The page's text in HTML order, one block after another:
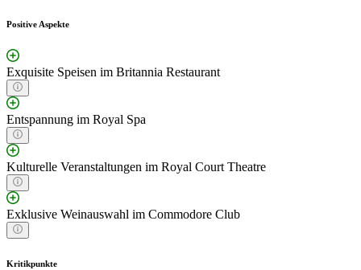
Positive Aspekte
Exquisite Speisen im Britannia Restaurant
Entspannung im Royal Spa
Kulturelle Veranstaltungen im Royal Court Theatre
Exklusive Weinauswahl im Commodore Club
Kritikpunkte